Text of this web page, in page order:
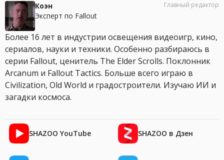
Коэн
Эксперт по Fallout
Главный редактор
Более 16 лет в индустрии освещения видеоигр, кино,
сериалов, науки и техники. Особенно разбираюсь в
серии Fallout, ценитель The Elder Scrolls. Поклонник
Arcanum и Fallout Tactics. Больше всего играю в
Civilization, Old World и градостроители. Изучаю ИИ и
загадки космоса.
SHAZOO YouTube SHAZOO в Дзен